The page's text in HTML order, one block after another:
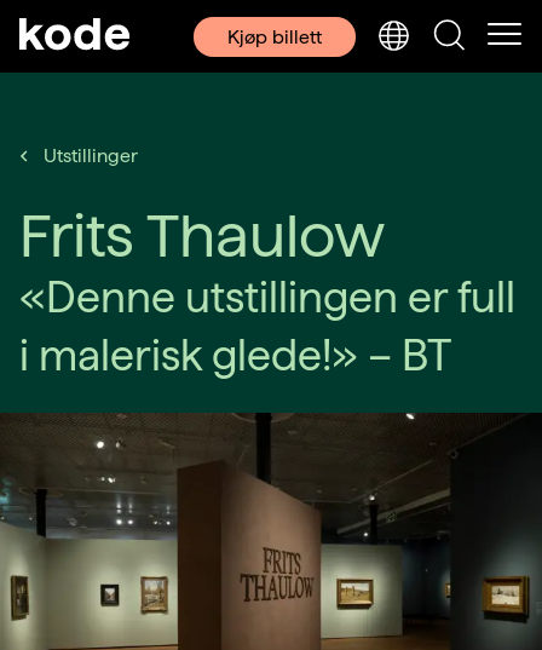
Kjøp billett
Utstillinger
Frits Thaulow
«Denne utstillingen er full
i malerisk glede!» – BT